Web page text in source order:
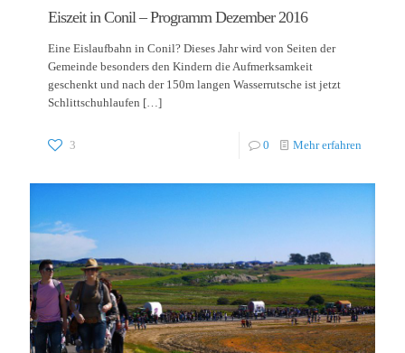
Eiszeit in Conil – Programm Dezember 2016
Eine Eislaufbahn in Conil? Dieses Jahr wird von Seiten der
Gemeinde besonders den Kindern die Aufmerksamkeit
geschenkt und nach der 150m langen Wasserrutsche ist jetzt
Schlittschuhlaufen […]
3 0 Mehr erfahren